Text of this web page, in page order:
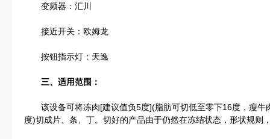
变频器：汇川
接近开关：欧姆龙
按钮指示灯：天逸
三、适用范围：
该设备可将冻肉[建议值负5度](脂肪可切低至零下16度，瘦牛
度)切成片、条、丁。切好的产品由于仍然在冻结状态，形状规则